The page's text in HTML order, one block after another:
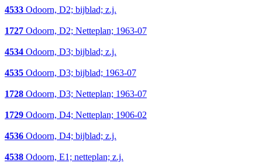
4533 Odoorn, D2; bijblad; z.j.
1727 Odoorn, D2; Netteplan; 1963-07
4534 Odoorn, D3; bijblad; z.j.
4535 Odoorn, D3; bijblad; 1963-07
1728 Odoorn, D3; Netteplan; 1963-07
1729 Odoorn, D4; Netteplan; 1906-02
4536 Odoorn, D4; bijblad; z.j.
4538 Odoorn, E1; netteplan; z.j.